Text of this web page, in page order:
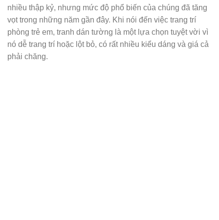
nhiều thập kỷ, nhưng mức độ phổ biến của chúng đã tăng
vọt trong những năm gần đây. Khi nói đến việc trang trí
phòng trẻ em, tranh dán tường là một lựa chọn tuyệt vời vì
nó dễ trang trí hoặc lột bỏ, có rất nhiều kiểu dáng và giá cả
phải chăng.